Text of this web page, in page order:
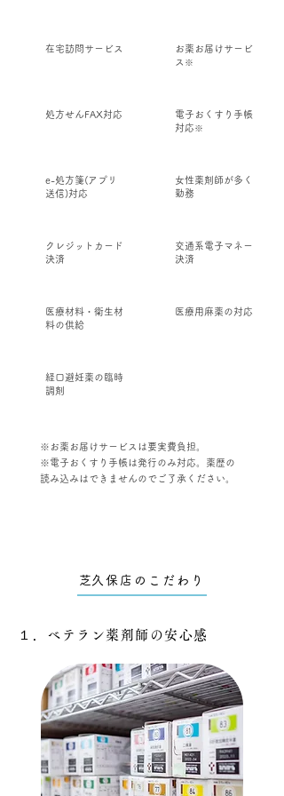
在宅訪問サービス
処方せんFAX対応
e-処方箋(アプリ
送信)対応
クレジットカード
決済
医療材料・衛生材
料の供給
経口避妊薬の臨時
調剤
お薬お届けサービ
ス ※
電子おくすり手帳
対応 ※
女性薬剤師が多く
勤務
交通系電子マネー
決済
医療用麻薬の対応
※お薬お届けサービスは要実費負担。
※電子おくすり手帳は発行のみ対応。薬歴の
読み込みはできませんのでご了承ください。
​芝久保店のこだわり
１．ベテラン薬剤師の安心感